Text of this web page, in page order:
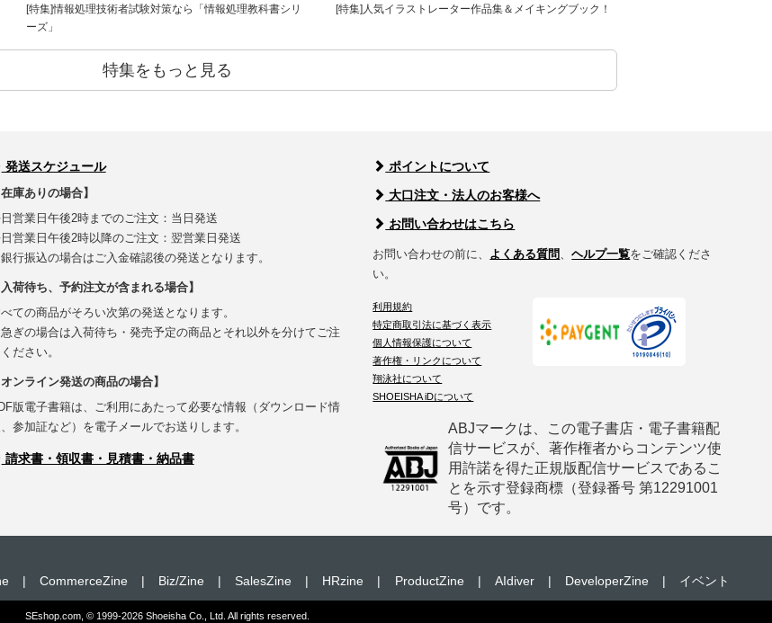
[特集]情報処理技術者試験対策なら「情報処理教科書シリ
ーズ」
[特集]人気イラストレーター作品集＆メイキングブック！
特集をもっと見る
発送スケジュール
在庫ありの場合】
営業日午後2時までのご注文：当日発送
営業日午後2時以降のご注文：翌営業日発送
行振込の場合はご入金確認後の発送となります。
入荷待ち、予約注文が含まれる場合】
ての商品がそろい次第の発送となります。
ぎの場合は入荷待ち・発売予定の商品とそれ以外を分けてご注
ださい。
オンライン発送の商品の場合】
版電子書籍は、ご利用にあたって必要な情報（ダウンロード情
参加証など）を電子メールでお送りします。
請求書・領収書・見積書・納品書
ポイントについて
大口注文・法人のお客様へ
お問い合わせはこちら
お問い合わせの前に、 よくある質問、ヘルプ一覧をご確認くださ
い。
利用規約
特定商取引法に基づく表示
個人情報保護について
著作権・リンクについて
翔泳社について
SHOEISHA iDについて
ABJマークは、この電子書店・電子書籍配
信サービスが、著作権者からコンテンツ使
用許諾を得た正規版配信サービスであるこ
とを示す登録商標（登録番号 第12291001
号）です。
| CommerceZine | Biz/Zine | SalesZine | HRzine | ProductZine | AIdiver | DeveloperZine | イベント
SEshop.com, © 1999-2026 Shoeisha Co., Ltd. All rights reserved.